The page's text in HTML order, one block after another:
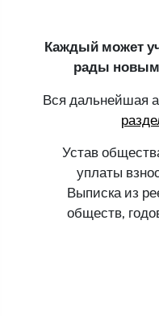
Каждый может
рады
Вся дальнейшая
Устав
уплаты
Выписка из
обществ,